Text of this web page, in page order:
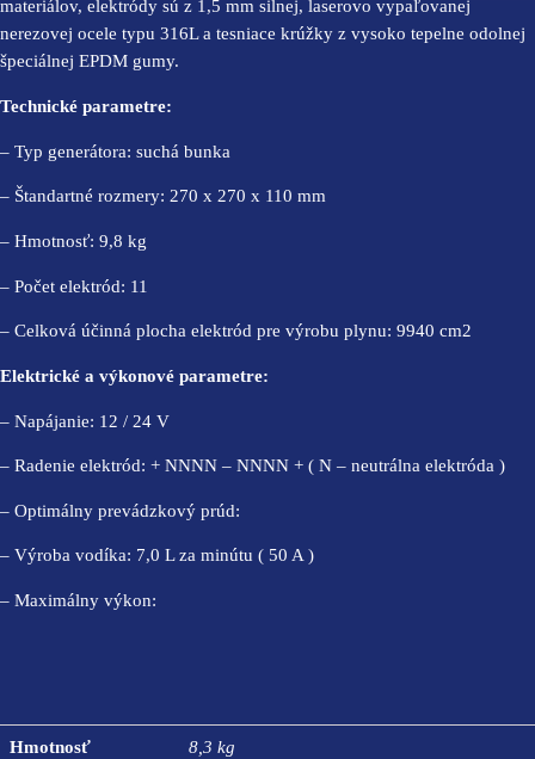
materiálov, elektródy sú z 1,5 mm silnej, laserovo vypaľovanej
nerezovej ocele typu 316L a tesniace krúžky z vysoko tepelne odolnej
špeciálnej EPDM gumy.
Technické parametre:
– Typ generátora: suchá bunka
– Štandartné rozmery: 270 x 270 x 110 mm
– Hmotnosť: 9,8 kg
– Počet elektród: 11
– Celková účinná plocha elektród pre výrobu plynu: 9940 cm2
Elektrické a výkonové parametre:
– Napájanie: 12 / 24 V
– Radenie elektród: + NNNN – NNNN + ( N – neutrálna elektróda )
– Optimálny prevádzkový prúd:
– Výroba vodíka: 7,0 L za minútu ( 50 A )
– Maximálny výkon:
Hmotnosť 8,3 kg